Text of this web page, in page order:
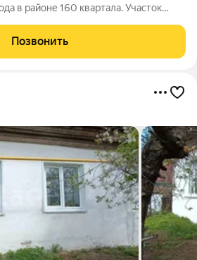
нового дома.
Позвонить